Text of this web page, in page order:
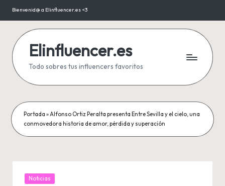
Saltar
contenido
Bienvenid@ a Elinfluencer.es <3
Elinfluencer.es
Todo sobres tus influencers favoritos
Portada »Alfonso Ortiz Peralta presenta Entre Sevilla y el cielo, una
conmovedora historia de amor, pérdida y superación
Publicada
Noticias